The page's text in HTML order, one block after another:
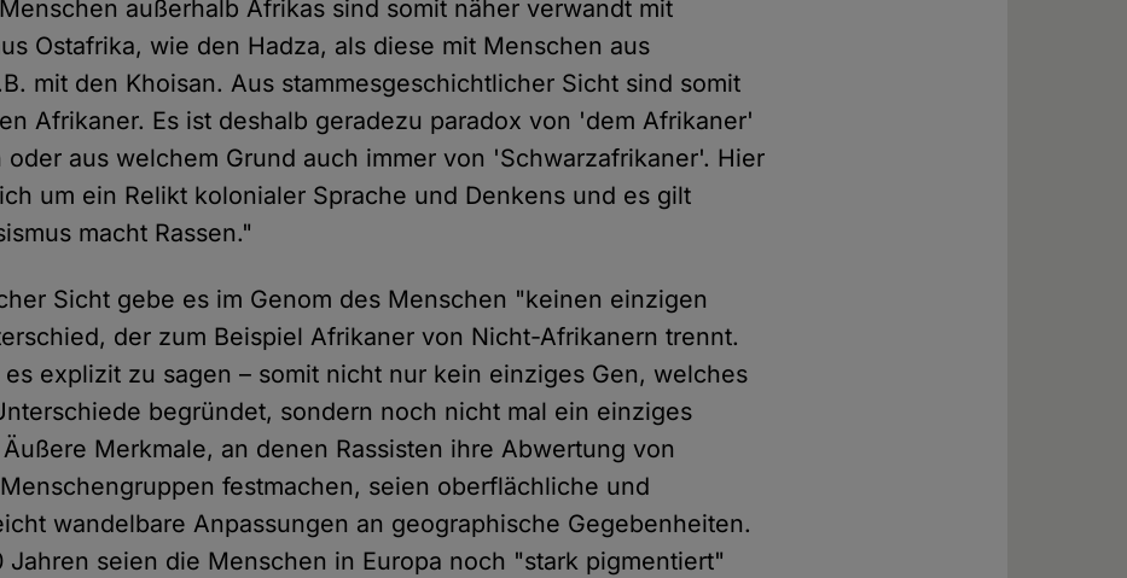
außerhalb Afrikas sind somit näher verwandt mit
Ostafrika, wie den Hadza, als diese mit Menschen aus
mit den Khoisan. Aus stammesgeschichtlicher Sicht sind somit
Afrikaner. Es ist deshalb geradezu paradox von 'dem Afrikaner'
oder aus welchem Grund auch immer von 'Schwarzafrikaner'. Hier
um ein Relikt kolonialer Sprache und Denkens und es gilt
macht Rassen."
Sicht gebe es im Genom des Menschen "keinen einzigen
der zum Beispiel Afrikaner von Nicht-Afrikanern trennt.
es explizit zu sagen – somit nicht nur kein einziges Gen, welches
begründet, sondern noch nicht mal ein einziges
Äußere Merkmale, an denen Rassisten ihre Abwertung von
festmachen, seien oberflächliche und
wandelbare Anpassungen an geographische Gegebenheiten.
Jahren seien die Menschen in Europa noch "stark pigmentiert"